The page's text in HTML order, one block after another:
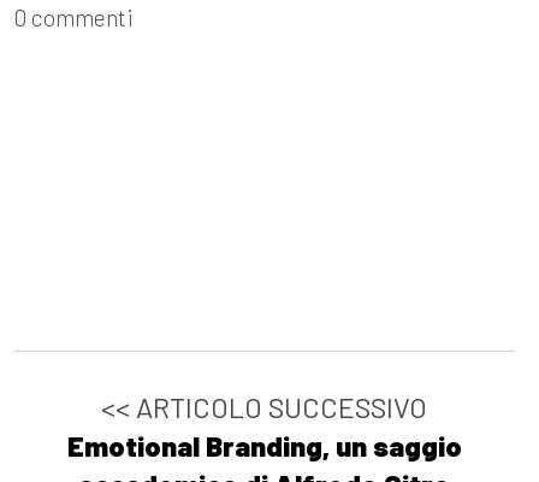
0 commenti
<< ARTICOLO SUCCESSIVO
Emotional Branding, un saggio